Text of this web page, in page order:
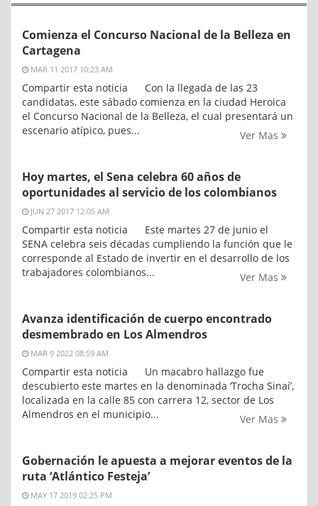
Comienza el Concurso Nacional de la Belleza en
Cartagena
MAR 11 2017 10:23 AM
Compartir esta noticia Con la llegada de las 23
candidatas, este sábado comienza en la ciudad Heroica
el Concurso Nacional de la Belleza, el cual presentará un
escenario atípico, pues...
Ver Mas
Hoy martes, el Sena celebra 60 años de
oportunidades al servicio de los colombianos
JUN 27 2017 12:05 AM
Compartir esta noticia Este martes 27 de junio el
SENA celebra seis décadas cumpliendo la función que le
corresponde al Estado de invertir en el desarrollo de los
trabajadores colombianos...
Ver Mas
Avanza identificación de cuerpo encontrado
desmembrado en Los Almendros
MAR 9 2022 08:59 AM
Compartir esta noticia Un macabro hallazgo fue
descubierto este martes en la denominada ‘Trocha Sinaí’,
localizada en la calle 85 con carrera 12, sector de Los
Almendros en el municipio...
Ver Mas
Gobernación le apuesta a mejorar eventos de la
ruta ‘Atlántico Festeja’
MAY 17 2019 02:25 PM